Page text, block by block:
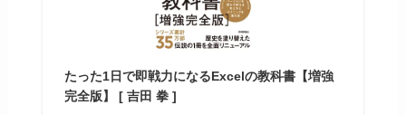
たった1日で即戦力になるExcelの教科書【増強
完全版】 [ 吉田 拳 ]